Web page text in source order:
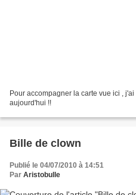
Pour accompagner la carte vue ici ,
aujourd'hui !!
Bille de clown
Publié le 04/07/2010 à 14:51
Par Aristobulle